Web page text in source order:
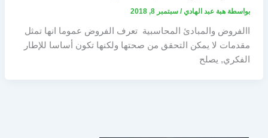
بواسطة هبة عبد الهادي/ سبتمبر 8, 2018
االفروض والمبادئ المحاسبية تعرف الفروض عموما انها تمثل
مقدمات لا يمكن التحقق من صحتها ولكنها تكون أساسا للإطار
الفكري, يصلح